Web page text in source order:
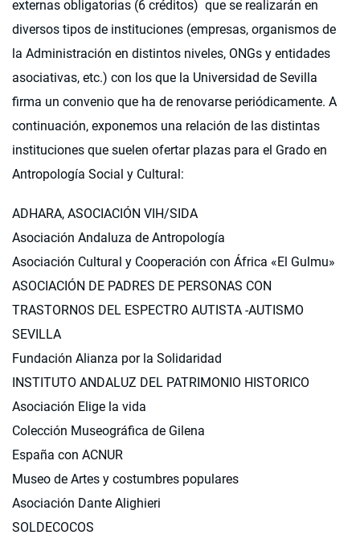
externas obligatorias (6 créditos) que se realizarán en
diversos tipos de instituciones (empresas, organismos de
la Administración en distintos niveles, ONGs y entidades
asociativas, etc.) con los que la Universidad de Sevilla
firma un convenio que ha de renovarse periódicamente. A
continuación, exponemos una relación de las distintas
instituciones que suelen ofertar plazas para el Grado en
Antropología Social y Cultural:
ADHARA, ASOCIACIÓN VIH/SIDA
Asociación Andaluza de Antropología
Asociación Cultural y Cooperación con África «El Gulmu»
ASOCIACIÓN DE PADRES DE PERSONAS CON
TRASTORNOS DEL ESPECTRO AUTISTA -AUTISMO
SEVILLA
Fundación Alianza por la Solidaridad
INSTITUTO ANDALUZ DEL PATRIMONIO HISTORICO
Asociación Elige la vida
Colección Museográfica de Gilena
España con ACNUR
Museo de Artes y costumbres populares
Asociación Dante Alighieri
SOLDECOCOS